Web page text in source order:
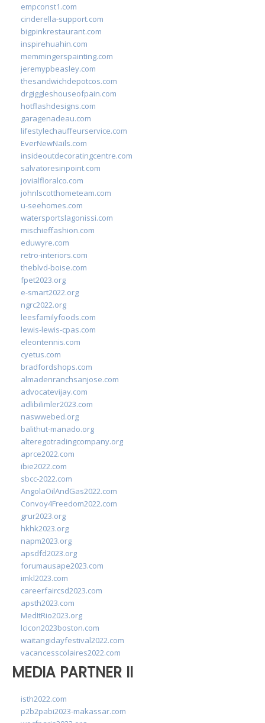
empconst1.com
cinderella-support.com
bigpinkrestaurant.com
inspirehuahin.com
memmingerspainting.com
jeremypbeasley.com
thesandwichdepotcos.com
drgiggleshouseofpain.com
hotflashdesigns.com
garagenadeau.com
lifestylechauffeurservice.com
EverNewNails.com
insideoutdecoratingcentre.com
salvatoresinpoint.com
jovialfloralco.com
johnlscotthometeam.com
u-seehomes.com
watersportslagonissi.com
mischieffashion.com
eduwyre.com
retro-interiors.com
theblvd-boise.com
fpet2023.org
e-smart2022.org
ngrc2022.org
leesfamilyfoods.com
lewis-lewis-cpas.com
eleontennis.com
cyetus.com
bradfordshops.com
almadenranchsanjose.com
advocatevijay.com
adlibilimler2023.com
naswwebed.org
balithut-manado.org
alteregotradingcompany.org
aprce2022.com
ibie2022.com
sbcc-2022.com
AngolaOilAndGas2022.com
Convoy4Freedom2022.com
grur2023.org
hkhk2023.org
napm2023.org
apsdfd2023.org
forumausape2023.com
imkl2023.com
careerfaircsd2023.com
apsth2023.com
MedItRio2023.org
lcicon2023boston.com
waitangidayfestival2022.com
vacancesscolaires2022.com
MEDIA PARTNER II
isth2022.com
p2b2pabi2023-makassar.com